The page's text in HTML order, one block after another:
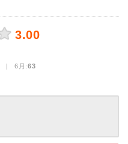
3.00
| 6月:63